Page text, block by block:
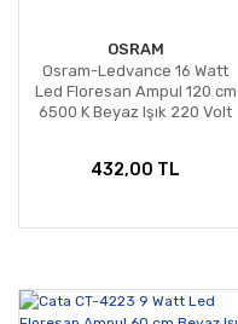
OSRAM
Osram-Ledvance 16 Watt
Led Floresan Ampul 120 cm
6500 K Beyaz Işık 220 Volt
432,00 TL